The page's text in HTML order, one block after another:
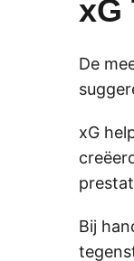
xG
De
xG
Bij